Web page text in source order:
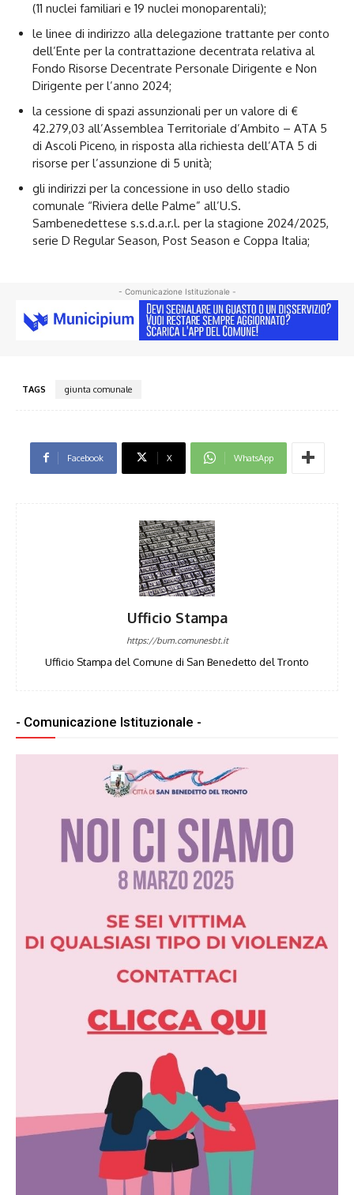
(11 nuclei familiari e 19 nuclei monoparentali);
le linee di indirizzo alla delegazione trattante per conto
dell’Ente per la contrattazione decentrata relativa al
Fondo Risorse Decentrate Personale Dirigente e Non
Dirigente per l’anno 2024;
la cessione di spazi assunzionali per un valore di €
42.279,03 all’Assemblea Territoriale d’Ambito – ATA 5
di Ascoli Piceno, in risposta alla richiesta dell’ATA 5 di
risorse per l’assunzione di 5 unità;
gli indirizzi per la concessione in uso dello stadio
comunale “Riviera delle Palme” all’U.S.
Sambenedettese s.s.d.a.r.l. per la stagione 2024/2025,
serie D Regular Season, Post Season e Coppa Italia;
- Comunicazione Istituzionale -
TAGS giunta comunale
Facebook X WhatsApp
Ufficio Stampa
https://bum.comunesbt.it
Ufficio Stampa del Comune di San Benedetto del Tronto
- Comunicazione Istituzionale -